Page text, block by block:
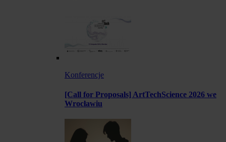
Konferencje
[Call for Proposals] ArtTechScience 2026 we
Wrocławiu